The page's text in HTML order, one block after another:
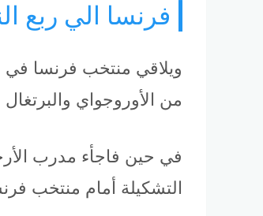
فرنسا الي ربع
ويلاقي منتخب فرنسا في
من الأوروجواي
في حين فاجأء مدرب
التشكيلة أمام منتخب